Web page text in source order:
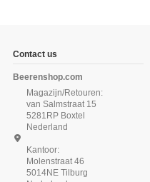
Contact us
Beerenshop.com
Magazijn/Retouren:
van Salmstraat 15
5281RP Boxtel
Nederland
Kantoor:
Molenstraat 46
5014NE Tilburg